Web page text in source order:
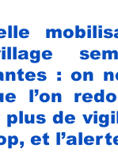
: on
l’on
de
et